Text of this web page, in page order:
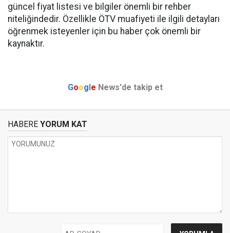
güncel fiyat listesi ve bilgiler önemli bir rehber
niteliğindedir. Özellikle ÖTV muafiyeti ile ilgili detayları
öğrenmek isteyenler için bu haber çok önemli bir
kaynaktır.
Google News'de takip et
HABERE YORUM KAT